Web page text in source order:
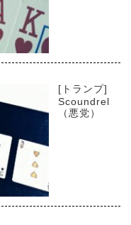
[トランプ]
Scoundrel
（悪党）